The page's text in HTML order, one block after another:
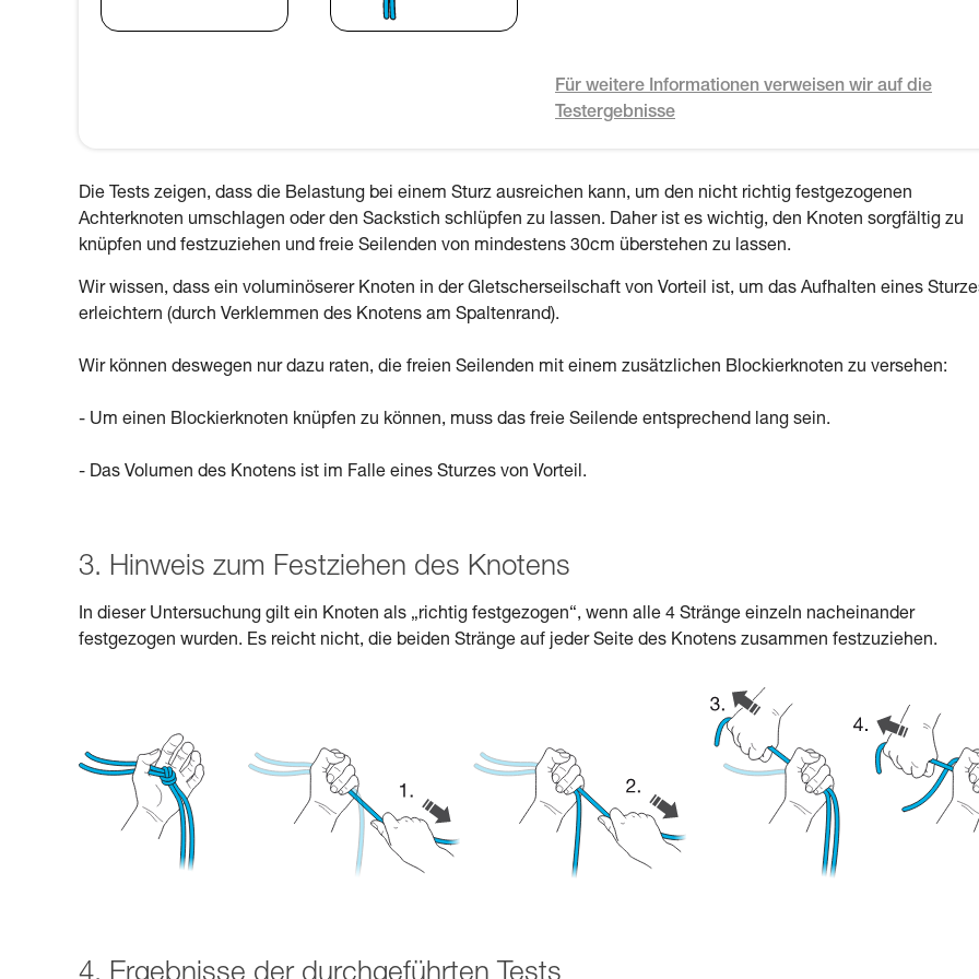
Für weitere Informationen verweisen wir auf die
Testergebnisse
Die Tests zeigen, dass die Belastung bei einem Sturz ausreichen kann, um den nicht richtig festgezogenen
Achterknoten umschlagen oder den Sackstich schlüpfen zu lassen. Daher ist es wichtig, den Knoten sorgfältig zu
knüpfen und festzuziehen und freie Seilenden von mindestens 30cm überstehen zu lassen.
Wir wissen, dass ein voluminöserer Knoten in der Gletscherseilschaft von Vorteil ist, um das Aufhalten eines
erleichtern (durch Verklemmen des Knotens am Spaltenrand).
Wir können deswegen nur dazu raten, die freien Seilenden mit einem zusätzlichen Blockierknoten zu versehen:
- Um einen Blockierknoten knüpfen zu können, muss das freie Seilende entsprechend lang sein.
- Das Volumen des Knotens ist im Falle eines Sturzes von Vorteil.
3. Hinweis zum Festziehen des Knotens
In dieser Untersuchung gilt ein Knoten als „richtig festgezogen“, wenn alle 4 Stränge einzeln nacheinander
festgezogen wurden. Es reicht nicht, die beiden Stränge auf jeder Seite des Knotens zusammen festzuziehen.